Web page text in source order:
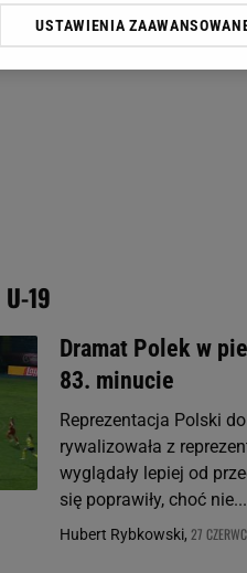
U-19
Dramat Polek w
83. minucie
Reprezentacja Polski
rywalizowała z
wyglądały lepiej od
się poprawiły, choć nie...
Hubert Rybkowski, 27
Klikając „Akceptuję” wyrażasz też
Zaufanych Partnerów i Agora S.A.
USTAWIENIA